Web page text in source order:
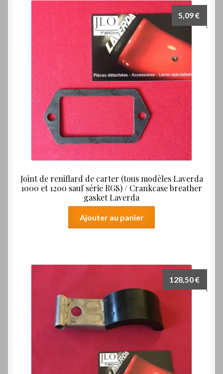
Joint de reniflard de carter (tous modèles Laverda
1000 et 1200 sauf série RGS) / Crankcase breather
gasket Laverda
5,09€
Ajouter au panier
128,50€